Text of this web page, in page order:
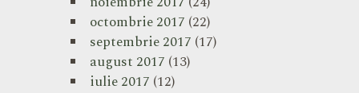
octombrie 2017 (22)
septembrie 2017 (17)
august 2017 (13)
iulie 2017 (12)